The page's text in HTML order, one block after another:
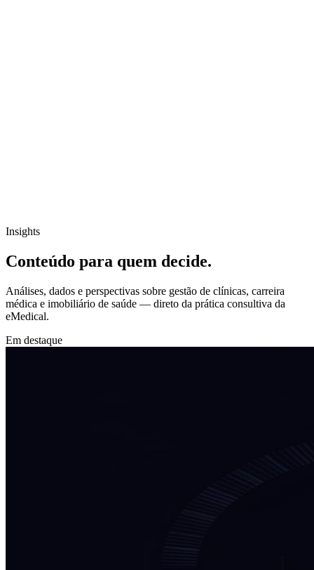
Insights
Conteúdo para quem decide.
Análises, dados e perspectivas sobre gestão de clínicas, carreira
médica e imobiliário de saúde — direto da prática consultiva da
eMedical.
Em destaque